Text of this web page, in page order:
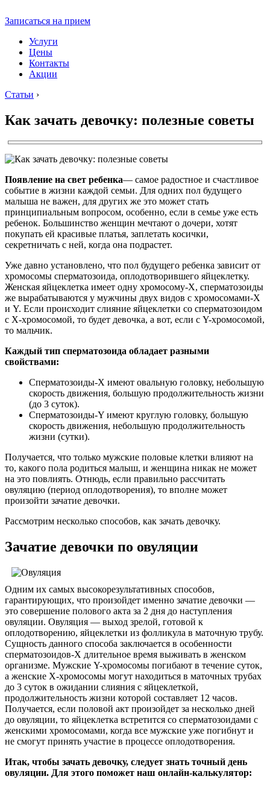
Записаться на прием
Услуги
Цены
Контакты
Акции
Статьи ›
Как зачать девочку: полезные советы
Появление на свет ребенка— самое радостное и счастливое
событие в жизни каждой семьи. Для одних пол будущего
малыша не важен, для других же это может стать
принципиальным вопросом, особенно, если в семье уже есть
ребенок. Большинство женщин мечтают о дочери, хотят
покупать ей красивые платья, заплетать косички,
секретничать с ней, когда она подрастет.
Уже давно установлено, что пол будущего ребенка зависит от
хромосомы сперматозоида, оплодотворившего яйцеклетку.
Женская яйцеклетка имеет одну хромосому-X, сперматозоиды
же вырабатываются у мужчины двух видов с хромосомами-X
и Y. Если происходит слияние яйцеклетки со сперматозоидом
с X-хромосомой, то будет девочка, а вот, если с Y-хромосомой,
то мальчик.
Каждый тип сперматозоида обладает разными
свойствами:
Сперматозоиды-X имеют овальную головку, небольшую
скорость движения, большую продолжительность жизни
(до 3 суток).
Сперматозоиды-Y имеют круглую головку, большую
скорость движения, небольшую продолжительность
жизни (сутки).
Получается, что только мужские половые клетки влияют на
то, какого пола родиться малыш, и женщина никак не может
на это повлиять. Отнюдь, если правильно рассчитать
овуляцию (период оплодотворения), то вполне может
произойти зачатие девочки.
Рассмотрим несколько способов, как зачать девочку.
Зачатие девочки по овуляции
Одним их самых высокорезультативных способов,
гарантирующих, что произойдет именно зачатие девочки —
это совершение полового акта за 2 дня до наступления
овуляции. Овуляция — выход зрелой, готовой к
оплодотворению, яйцеклетки из фолликула в маточную трубу.
Сущность данного способа заключается в особенности
сперматозоидов-X длительное время выживать в женском
организме. Мужские Y-хромосомы погибают в течение суток,
а женские X-хромосомы могут находиться в маточных трубах
до 3 суток в ожидании слияния с яйцеклеткой,
продолжительность жизни которой составляет 12 часов.
Получается, если половой акт произойдет за несколько дней
до овуляции, то яйцеклетка встретится со сперматозоидами с
женскими хромосомами, когда все мужские уже погибнут и
не смогут принять участие в процессе оплодотворения.
Итак, чтобы зачать девочку, следует знать точный день
овуляции. Для этого поможет наш онлайн-калькулятор: